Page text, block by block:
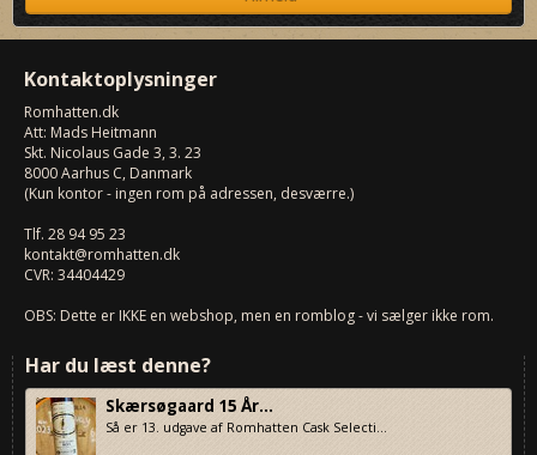
Kontaktoplysninger
Romhatten.dk
Att: Mads Heitmann
Skt. Nicolaus Gade 3, 3. 23
8000Aarhus C, Danmark
(Kun kontor - ingen rom på adressen, desværre.)
Tlf. 28 94 95 23
kontakt@romhatten.dk
CVR: 34404429
OBS: Dette er IKKE en webshop, men en romblog - vi sælger ikke rom.
Har du læst denne?
Skærsøgaard 15 År...
Så er 13. udgave af Romhatten Cask Selecti...